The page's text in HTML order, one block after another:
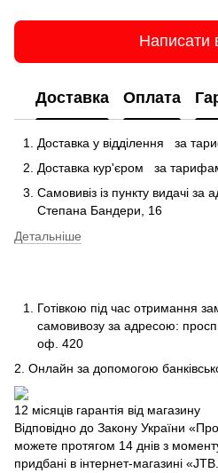
Написати
Доставка Оплата
Доставка у відділення
за
Доставка кур'єром
за
Самовивіз із пункту видачі за
Степана Бандери, 16
Детальніше
Готівкою під час отримання
самовивозу за адресою: просп.
оф. 420
2. Онлайн за допомогою
12 місяців гарантія від магазину
Відповідно до Закону України
можете протягом 14 днів з
придбані в інтернет-магазині